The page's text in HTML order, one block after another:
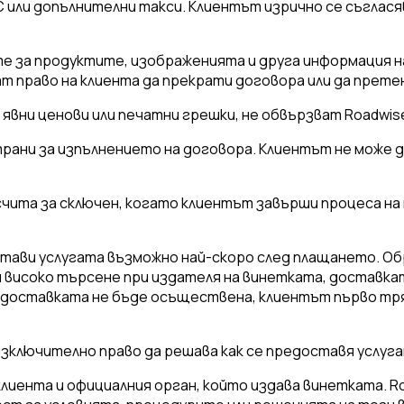
допълнителни такси. Клиентът изрично се
за продуктите, изображенията и друга
право на клиента да прекрати договора или да
ценови или печатни грешки, не обвързват
за изпълнението на договора. Клиентът не може
за сключен, когато клиентът завърши процеса
услугата възможно най-скоро след плащането.
високо търсене при издателя на винетката,
не бъде осъществена, клиентът първо
право да решава как се предоставя
и официалния орган, който издава